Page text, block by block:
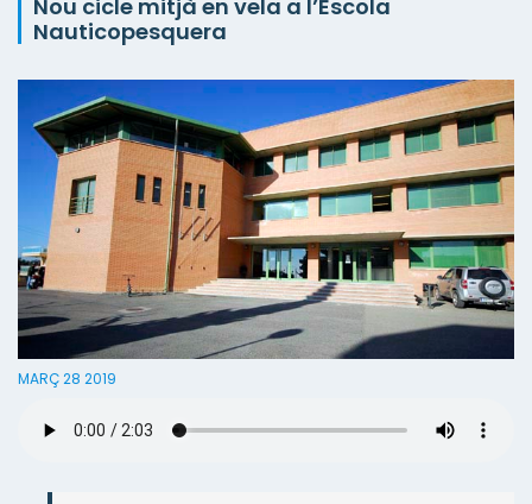
Nou cicle mitjà en vela a l’Escola
Nauticopesquera
MARÇ 28 2019